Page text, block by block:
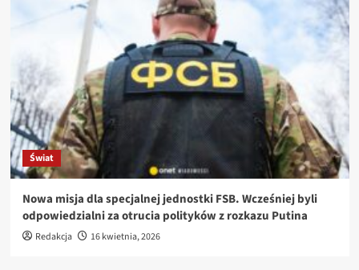
Świat
Nowa misja dla specjalnej jednostki FSB. Wcześniej byli
odpowiedzialni za otrucia polityków z rozkazu Putina
Redakcja 16 kwietnia, 2026